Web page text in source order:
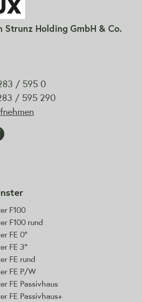
Strunz Holding GmbH & Co.
/ 595 0
/ 595 290
F100
F100 rund
FE 0°
FE 3°
FE rund
FE P/W
FE Passivhaus
FE Passivhaus+